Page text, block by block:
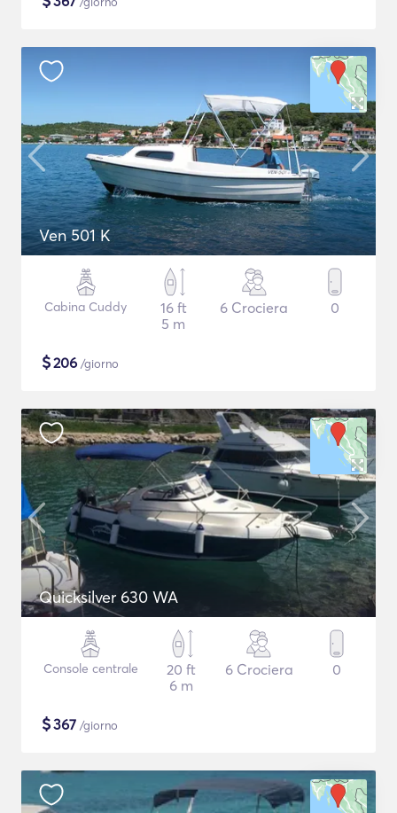
Ven 501 K
Cabina Cuddy
16 ft
5 m
6 Crociera 0
$206 /giorno
Quicksilver 630 WA
Console centrale
20 ft
6 m
6 Crociera 0
$367 /giorno